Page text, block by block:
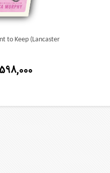
to Keep (Lancaster
598,000